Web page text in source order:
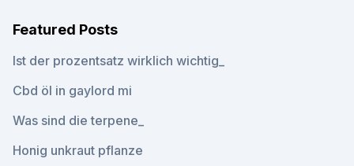
Featured Posts
Ist der prozentsatz wirklich wichtig_
Cbd öl in gaylord mi
Was sind die terpene_
Honig unkraut pflanze